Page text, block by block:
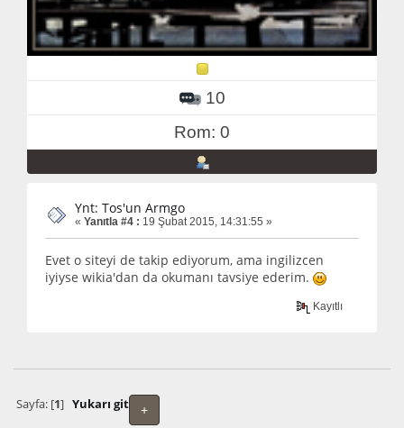
10
Rom: 0
Ynt: Tos'un Armgo
« Yanıtla #4 : 19 Şubat 2015, 14:31:55 »
Evet o siteyi de takip ediyorum, ama ingilizcen
iyiyse wikia'dan da okumanı tavsiye ederim.
Kayıtlı
+
Sayfa: [1] Yukarı git